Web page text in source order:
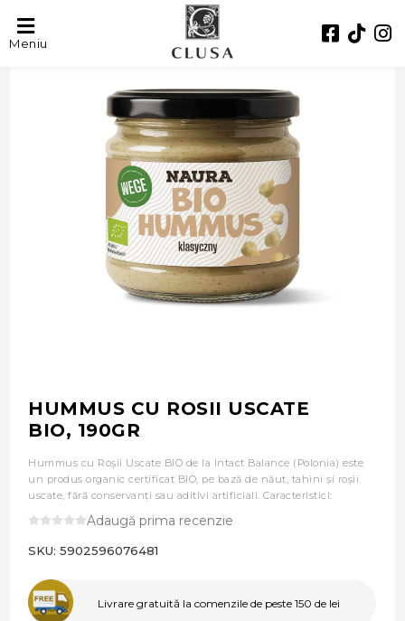
Meniu- 44%
HUMMUS CU ROSII USCATE
BIO, 190GR
Hummus cu Roșii Uscate BIO de la Intact Balance (Polonia) este
un produs organic certificat BIO, pe bază de năut, tahini și roșii
uscate, fără conservanți sau aditivi artificiali. Caracteristici:
Adaugă prima recenzie
SKU: 5902596076481
Livrare gratuită la comenzile de peste 150 de lei